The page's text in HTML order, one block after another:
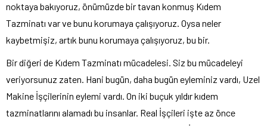
noktaya bakıyoruz, önümüzde bir tavan konmuş Kıdem
Tazminatı var ve bunu korumaya çalışıyoruz. Oysa neler
kaybetmişiz, artık bunu korumaya çalışıyoruz, bu bir.
Bir diğeri de Kıdem Tazminatı mücadelesi. Siz bu mücadeleyi
veriyorsunuz zaten. Hani bugün, daha bugün eyleminiz vardı, Uzel
Makine İşçilerinin eylemi vardı. On iki buçuk yıldır kıdem
tazminatlarını alamadı bu insanlar. Real İşçileri işte az önce